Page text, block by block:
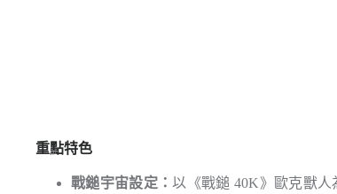
重點特色
戰鎚宇宙設定：以《戰鎚 40K》歐克獸人